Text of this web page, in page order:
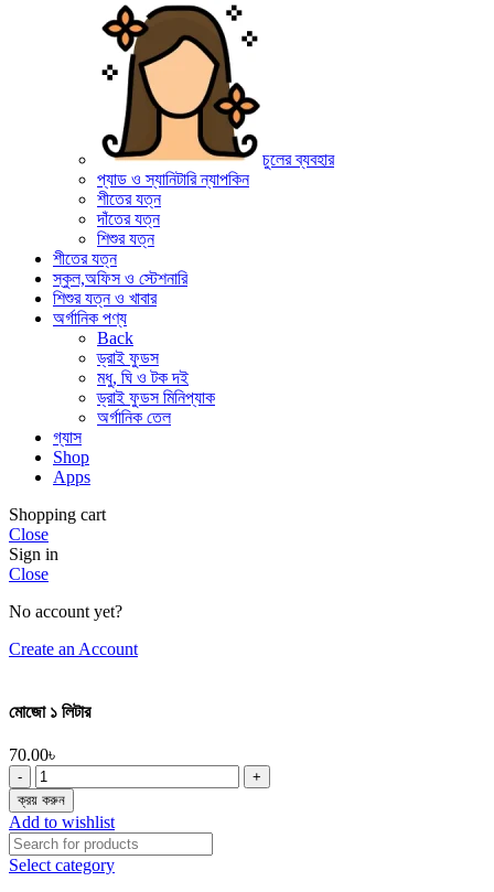
চুলের ব্যবহার
প্যাড ও স্যানিটারি ন্যাপকিন
শীতের যত্ন
দাঁতের যত্ন
শিশুর যত্ন
শীতের যত্ন
স্কুল,অফিস ও স্টেশনারি
শিশুর যত্ন ও খাবার
অর্গানিক পণ্য
Back
ড্রাই ফুডস
মধু, ঘি ও টক দই
ড্রাই ফুডস মিনিপ্যাক
অর্গানিক তেল
গ্যাস
Shop
Apps
Shopping cart
Close
Sign in
Close
No account yet?
Create an Account
মোজো ১ লিটার
70.00৳
মোজো
১
লিটার
quantity
ক্রয় করুন
Add to wishlist
Select category